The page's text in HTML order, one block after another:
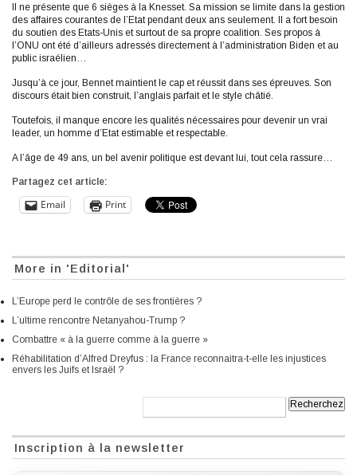
Il ne présente que 6 sièges à la Knesset. Sa mission se limite dans la gestion
des affaires courantes de l’Etat pendant deux ans seulement. Il a fort besoin
du soutien des Etats-Unis et surtout de sa propre coalition. Ses propos à
l’ONU ont été d’ailleurs adressés directement à l’administration Biden et au
public israélien…
Jusqu’à ce jour, Bennet maintient le cap et réussit dans ses épreuves. Son
discours était bien construit, l’anglais parfait et le style châtié.
Toutefois, il manque encore les qualités nécessaires pour devenir un vrai
leader, un homme d’Etat estimable et respectable.
A l’âge de 49 ans, un bel avenir politique est devant lui, tout cela rassure…
Partagez cet article:
Email Print
More in 'Editorial'
L’Europe perd le contrôle de ses frontières ?
L’ultime rencontre Netanyahou-Trump ?
Combattre « à la guerre comme à la guerre »
Réhabilitation d’Alfred Dreyfus : la France reconnaitra-t-elle les injustices
envers les Juifs et Israël ?
Recherche:
Inscription à la newsletter